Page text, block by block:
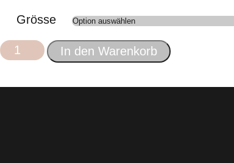
Grösse
In den Warenkorb